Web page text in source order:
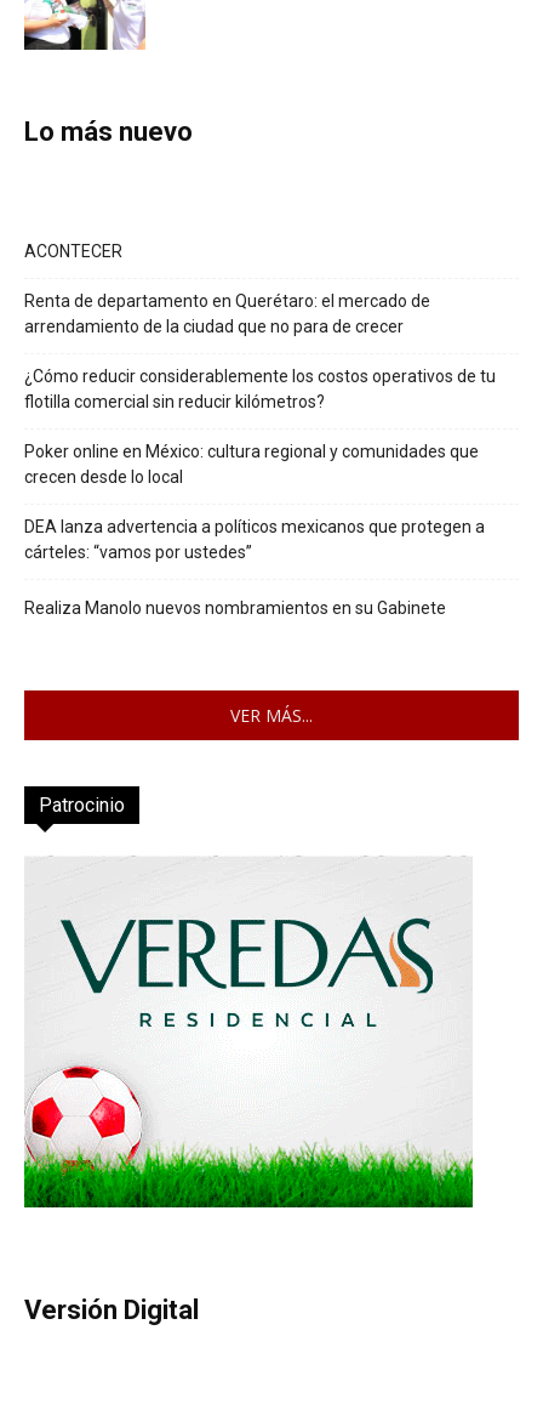
Lo más nuevo
ACONTECER
Renta de departamento en Querétaro: el mercado de
arrendamiento de la ciudad que no para de crecer
¿Cómo reducir considerablemente los costos operativos de tu
flotilla comercial sin reducir kilómetros?
Poker online en México: cultura regional y comunidades que
crecen desde lo local
DEA lanza advertencia a políticos mexicanos que protegen a
cárteles: “vamos por ustedes”
Realiza Manolo nuevos nombramientos en su Gabinete
VER MÁS...
Patrocinio
Versión Digital